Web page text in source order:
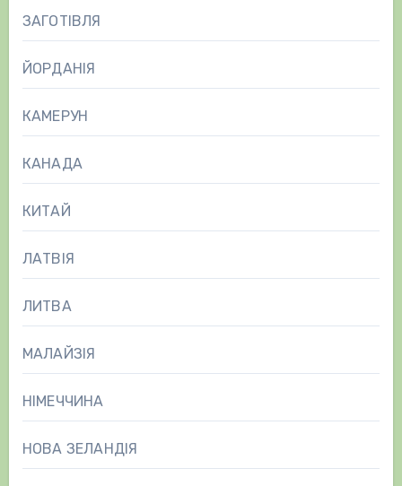
ЗАГОТІВЛЯ
ЙОРДАНІЯ
КАМЕРУН
КАНАДА
КИТАЙ
ЛАТВІЯ
ЛИТВА
МАЛАЙЗІЯ
НІМЕЧЧИНА
НОВА ЗЕЛАНДІЯ